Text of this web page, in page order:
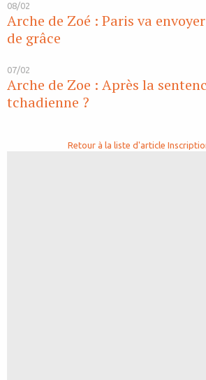
08/02
Arche de Zoé : Paris va
de grâce
07/02
Arche de Zoe : Après la
tchadienne ?
Retour à la liste d'article